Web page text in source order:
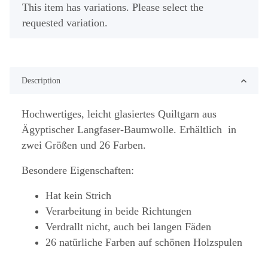
x
This item has variations. Please select the
requested variation.
Description
Hochwertiges, leicht glasiertes Quiltgarn aus
Ägyptischer Langfaser-Baumwolle. Erhältlich in
zwei Größen und 26 Farben.
Besondere Eigenschaften:
Hat kein Strich
Verarbeitung in beide Richtungen
Verdrallt nicht, auch bei langen Fäden
26 natürliche Farben auf schönen Holzspulen